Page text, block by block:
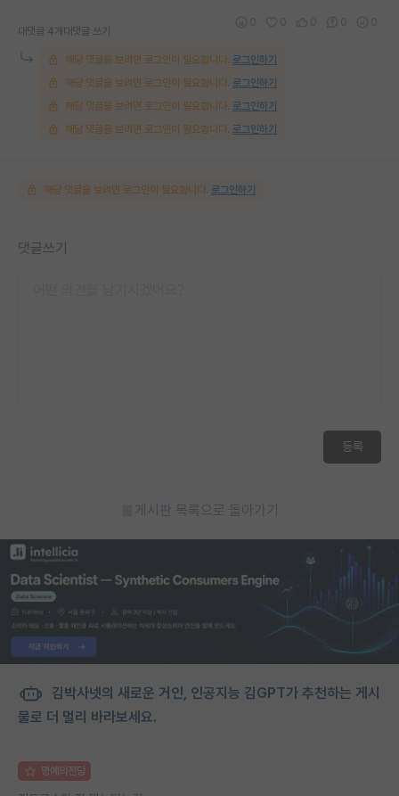
대댓글 4개 대댓글 쓰기
해당 댓글을 보려면 로그인이 필요합니다. 로그인하기
해당 댓글을 보려면 로그인이 필요합니다. 로그인하기
해당 댓글을 보려면 로그인이 필요합니다. 로그인하기
해당 댓글을 보려면 로그인이 필요합니다. 로그인하기
해당 댓글을 보려면 로그인이 필요합니다. 로그인하기
댓글쓰기
등록
게시판 목록으로 돌아가기
김박사넷의 새로운 거인, 인공지능 김GPT가 추천하는 게시
물로 더 멀리 바라보세요.
명예의전당